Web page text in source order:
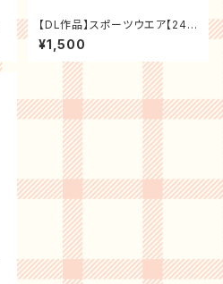
【DL作品】スポーツウエア【240
枚】
¥1,500